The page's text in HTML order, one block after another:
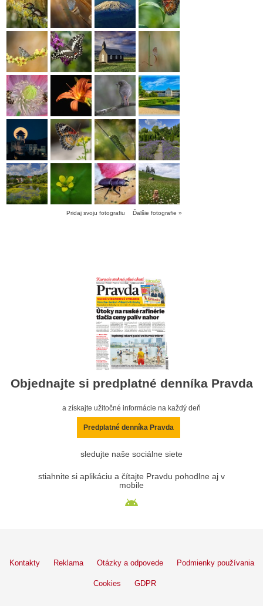
Pridaj svoju fotografiu Ďalšie fotografie »
Objednajte si predplatné denníka Pravda
a získajte užitočné informácie na každý deň
Predplatné denníka Pravda
sledujte naše sociálne siete
stiahnite si aplikáciu a čítajte Pravdu pohodlne aj v
mobile
Kontakty Reklama Otázky a odpovede Podmienky používania
Cookies GDPR